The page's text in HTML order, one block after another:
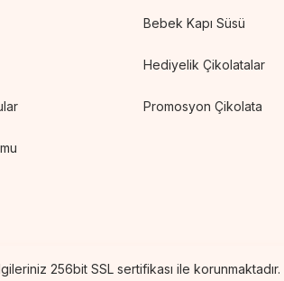
Bebek Kapı Süsü
Hediyelik Çikolatalar
Promosyon Çikolata
256bit SSL sertifikası ile korunmaktadır.